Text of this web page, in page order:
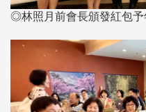
◎林照月前會長頒發紅包